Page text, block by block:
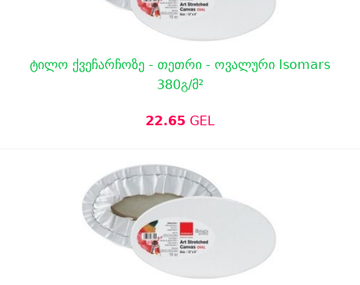
ტილო ქვეჩარჩოზე - თეთრი - ოვალური Isomars
380გ/მ²
22.65 GEL